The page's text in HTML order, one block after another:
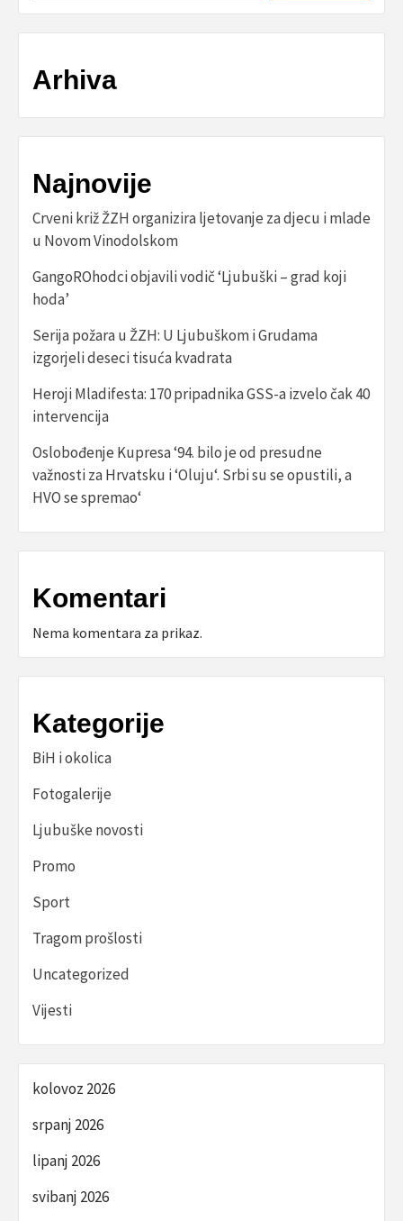
Arhiva
Najnovije
Crveni križ ŽZH organizira ljetovanje za djecu i mlade
u Novom Vinodolskom
GangoROhodci objavili vodič ‘Ljubuški – grad koji
hoda’
Serija požara u ŽZH: U Ljubuškom i Grudama
izgorjeli deseci tisuća kvadrata
Heroji Mladifesta: 170 pripadnika GSS-a izvelo čak 40
intervencija
Oslobođenje Kupresa ‘94. bilo je od presudne
važnosti za Hrvatsku i ‘Oluju‘. Srbi su se opustili, a
HVO se spremao‘
Komentari
Nema komentara za prikaz.
Kategorije
BiH i okolica
Fotogalerije
Ljubuške novosti
Promo
Sport
Tragom prošlosti
Uncategorized
Vijesti
kolovoz 2026
srpanj 2026
lipanj 2026
svibanj 2026